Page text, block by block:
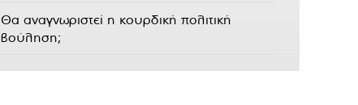
Θα αναγνωριστεί η κουρδική πολιτική
βούληση;